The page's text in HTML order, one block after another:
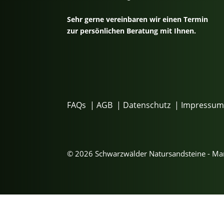
Sehr gerne vereinbaren wir einen Termin
zur persönlichen Beratung mit Ihnen.
FAQs |AGB | Datenschutz | Impressum
© 2026 Schwarzwälder Natursandsteine -